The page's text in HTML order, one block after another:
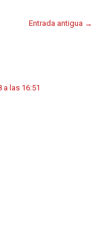
Entrada antigua →
las 16:51